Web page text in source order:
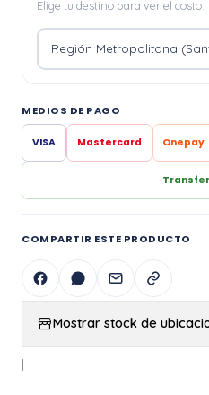
Elige tu destino para ver el costo.
MEDIOS DE PAGO
VISA Mastercard Onepay
COMPARTIR ESTE PRODUCTO
Mostrar stock de
|